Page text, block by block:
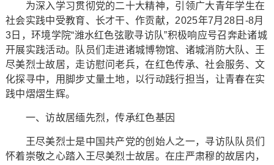
为深入学习贯彻党的二十大精神，引领广大青年学生在
社会实践中受教育、长才干、作贡献，2025年7月28日-8月
3日，环境学院“潍水红色弦歌寻访队”积极响应号召奔赴诸城
开展实践活动。队员们走进诸城博物馆、诸城消防大队、王
尽美烈士故居，走访慰问老兵，在红色传承、社会服务、文
化探寻中，用脚步丈量土地，以行动践行担当，让青春在实
践中熠熠生辉。
一、访故居缅先烈，传承红色基因
王尽美烈士是中国共产党的创始人之一，寻访队队员们
怀着崇敬之心踏入王尽美烈士故居。在庄严肃穆的故居内，